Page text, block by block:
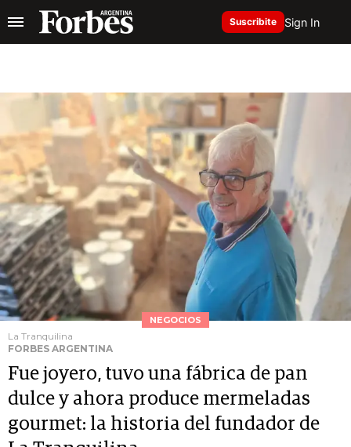
Suscribite Sign In
NEGOCIOS
La Tranquilina
FORBES ARGENTINA
Fue joyero, tuvo una fábrica de pan
dulce y ahora produce mermeladas
gourmet: la historia del fundador de